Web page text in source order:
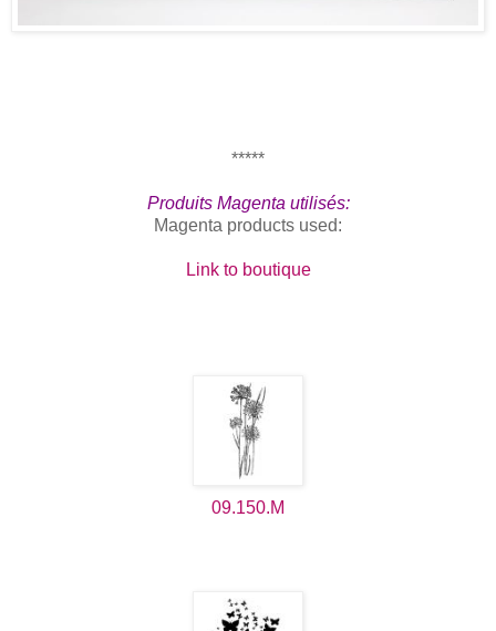
*****
Produits Magenta utilisés:
Magenta products used:
Link to boutique
09.150.M